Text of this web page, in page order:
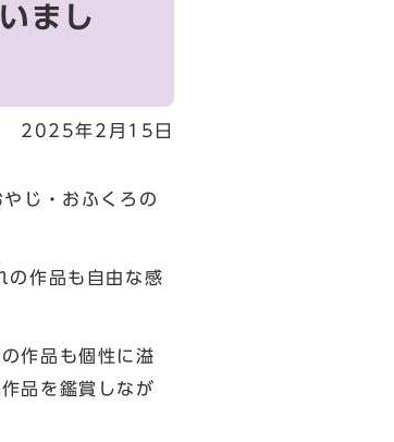
まし
2025年2月15日
じ・おふくろの
の作品も自由な感
作品も個性に溢
品を鑑賞しなが